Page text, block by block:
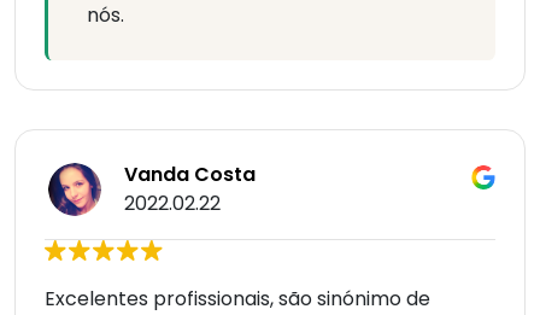
nós.
Vanda Costa
2022.02.22
Excelentes profissionais, são sinónimo de